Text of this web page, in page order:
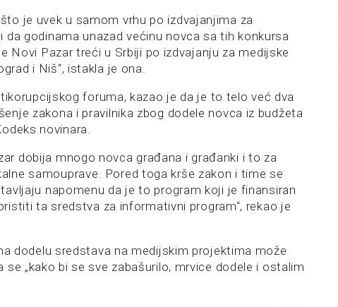
je uvek u samom vrhu po izdvajanjima za
godinama unazad većinu novca sa tih konkursa
Novi Pazar treći u Srbiji po izdvajanju za medijske
i Niš“, istakla je ona.
foruma, kazao je da je to telo već dva
zakona i pravilnika zbog dodele novca iz budžeta
novinara.
dobija mnogo novca građana i građanki i to za
samouprave. Pored toga krše zakon i time se
napomenu da je to program koji je finansiran
ta sredstva za informativni program“, rekao je
dodelu sredstava na medijskim projektima može
se „kako bi se sve zabašurilo, mrvice dodele i ostalim